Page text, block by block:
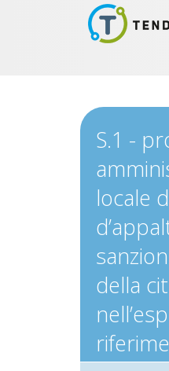
S.1 -
locale
della